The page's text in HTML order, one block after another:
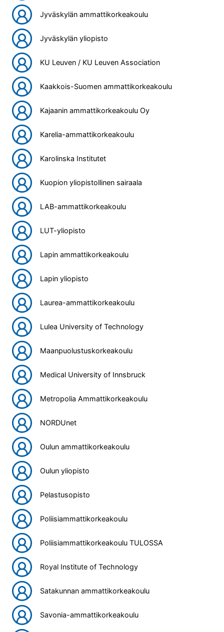
Jyväskylän ammattikorkeakoulu
Jyväskylän yliopisto
KU Leuven / KU Leuven Association
Kaakkois-Suomen ammattikorkeakoulu
Kajaanin ammattikorkeakoulu Oy
Karelia-ammattikorkeakoulu
Karolinska Institutet
Kuopion yliopistollinen sairaala
LAB-ammattikorkeakoulu
LUT-yliopisto
Lapin ammattikorkeakoulu
Lapin yliopisto
Laurea-ammattikorkeakoulu
Lulea University of Technology
Maanpuolustuskorkeakoulu
Medical University of Innsbruck
Metropolia Ammattikorkeakoulu
NORDUnet
Oulun ammattikorkeakoulu
Oulun yliopisto
Pelastusopisto
Poliisiammattikorkeakoulu
Poliisiammattikorkeakoulu TULOSSA
Royal Institute of Technology
Satakunnan ammattikorkeakoulu
Savonia-ammattikorkeakoulu